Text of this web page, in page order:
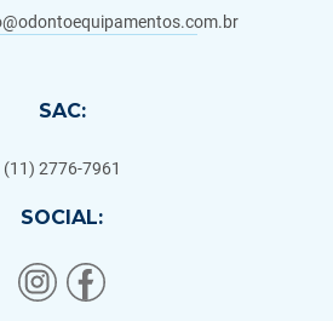
SAC:
(11) 2776-7961
SOCIAL: